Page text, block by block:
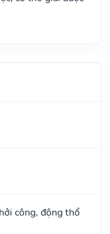
công, động thổ